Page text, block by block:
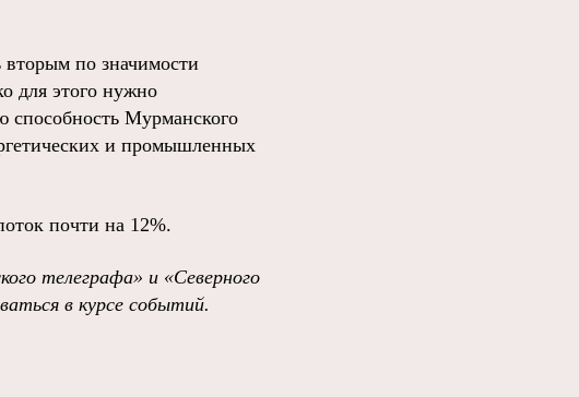
вторым по значимости
для этого нужно
способность Мурманского
и промышленных
почти на 12%.
телеграфа» и «Северного
в курсе событий.